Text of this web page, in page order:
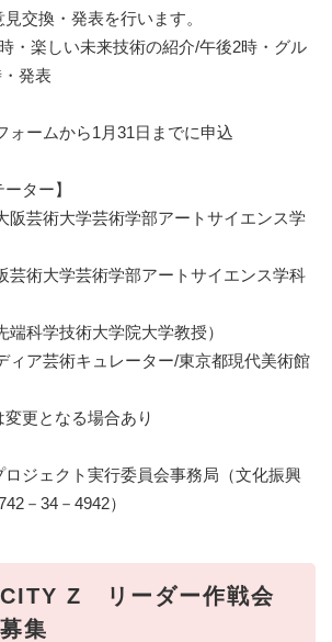
交換・発表を行います。
・楽しい未来技術の紹介/午後2時・グル
発表
ームから1月31日までに申込
ーター】
阪芸術大学芸術学部アートサイエンス学
芸術大学芸術学部アートサイエンス学科
科学技術大学院大学教授）
ィア芸術キュレーター/東京都現代美術館
更となる場合あり
ロジェクト実行委員会事務局（文化振興
－34－4942）
CITY Z リーダー作戦会
集